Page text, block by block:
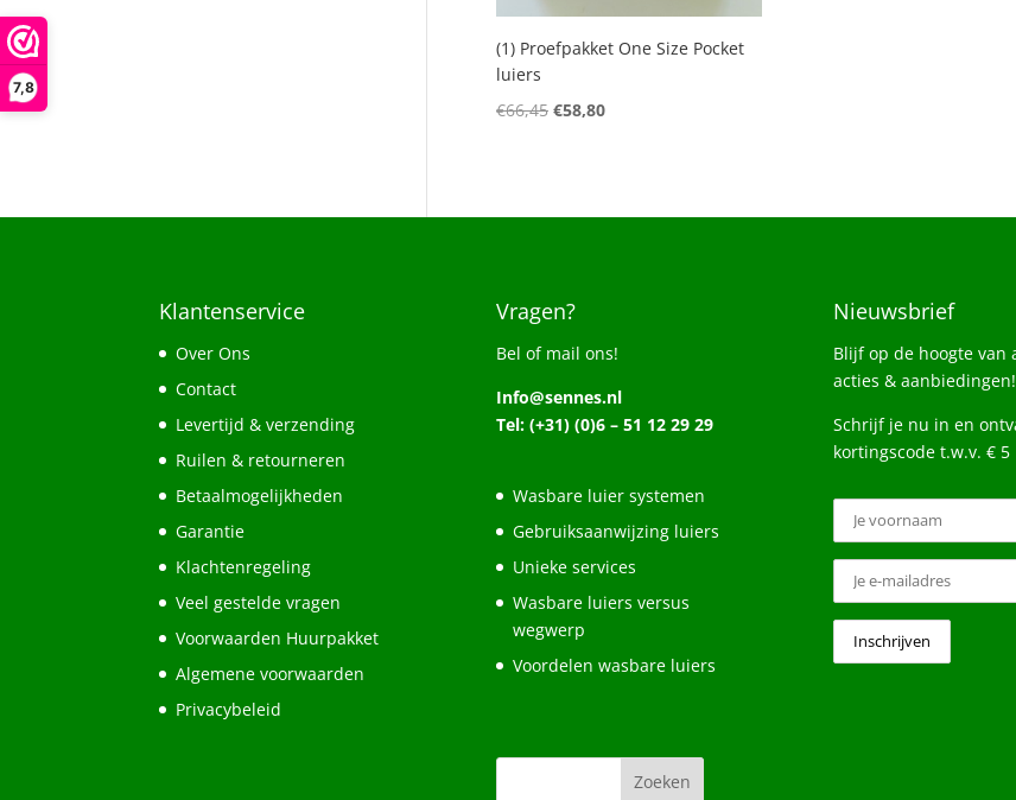
7,8
(1) Proefpakket One Size Pocket
luiers
€66,45 Oorspronkelijke
€58,80Huidige
Klantenservice
Over Ons
Contact
Levertijd & verzending
Ruilen & retourneren
Betaalmogelijkheden
Garantie
Klachtenregeling
Veel gestelde vragen
Voorwaarden Huurpakket
Algemene voorwaarden
Privacybeleid
Vragen?
Bel of mail ons!
Info@sennes.nl
Tel: (+31) (0)6 – 51 12 29 29
Wasbare luier systemen
Gebruiksaanwijzing luiers
Unieke services
Wasbare luiers versus
wegwerp
Voordelen wasbare luiers
Nieuwsbrief
Blijf op de hoogte van
acties & aanbiedingen!
Schrijf je nu in en
kortingscode t.w.v. € 5